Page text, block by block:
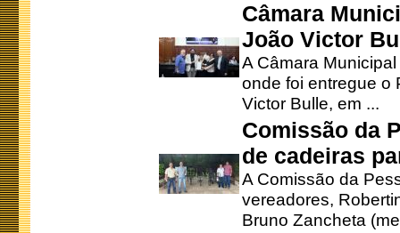
Câmara
João Victor
A Câmara
onde foi entregue o
Victor Bulle, em ...
Comissão da
de cadeiras
A Comissão da
vereadores,
Bruno Zancheta